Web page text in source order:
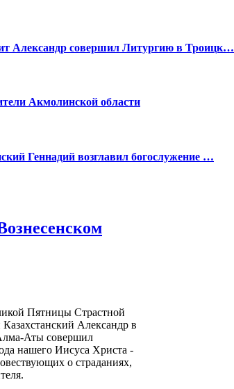
Александр совершил Литургию в Троицк…
Акмолинской области
Геннадий возглавил богослужение …
Пятницы Страстной
Александр в
Аты совершил
нашего Иисуса Христа -
о страданиях,